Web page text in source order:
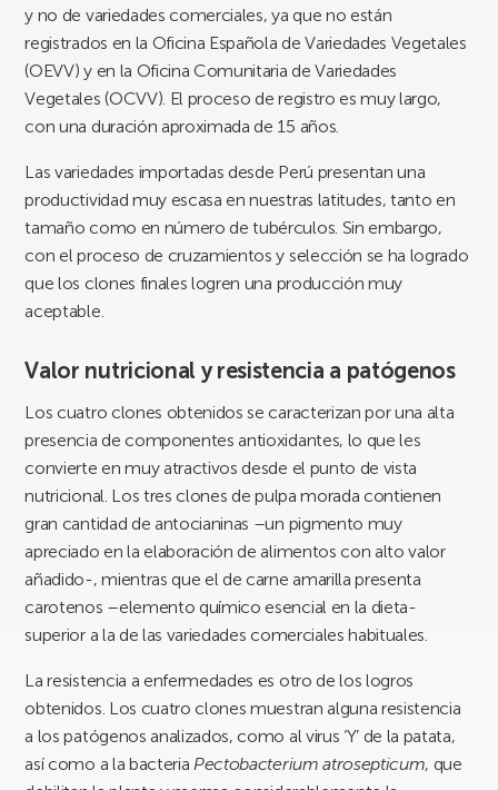
y no de variedades comerciales, ya que no están
registrados en la Oficina Española de Variedades Vegetales
(OEVV) y en la Oficina Comunitaria de Variedades
Vegetales (OCVV). El proceso de registro es muy largo,
con una duración aproximada de 15 años.
Las variedades importadas desde Perú presentan una
productividad muy escasa en nuestras latitudes, tanto en
tamaño como en número de tubérculos. Sin embargo,
con el proceso de cruzamientos y selección se ha logrado
que los clones finales logren una producción muy
aceptable.
Valor nutricional y resistencia a patógenos
Los cuatro clones obtenidos se caracterizan por una alta
presencia de componentes antioxidantes, lo que les
convierte en muy atractivos desde el punto de vista
nutricional. Los tres clones de pulpa morada contienen
gran cantidad de antocianinas –un pigmento muy
apreciado en la elaboración de alimentos con alto valor
añadido-, mientras que el de carne amarilla presenta
carotenos –elemento químico esencial en la dieta-
superior a la de las variedades comerciales habituales.
La resistencia a enfermedades es otro de los logros
obtenidos. Los cuatro clones muestran alguna resistencia
a los patógenos analizados, como al virus ‘Y’ de la patata,
así como a la bacteriaPectobacterium atrosepticum, que